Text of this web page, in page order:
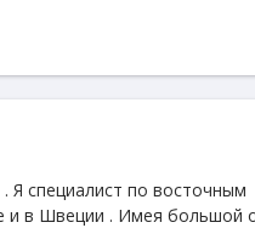
специалист по восточным
и в Швеции . Имея большой